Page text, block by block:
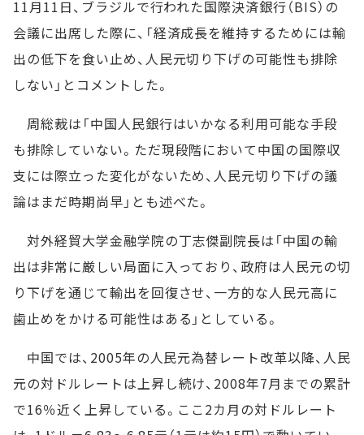
11月11日、ブラジルで行われた国際決済銀行（BIS）の
会議に出席した際に、「経済成長を維持するためには輸
出の低下を食い止め、人民元切り下げの可能性も排除
しない」とコメントした。
周総裁は「中国人民銀行はいかなる利用可能な手段
も排除していない。ただ現段階において中国の国際収
支には際立った変化がないため、人民元切り下げの議
論はまだ時期尚早」とも述べた。
対外経貿大学金融学院の丁志傑副院長は「中国の輸
出は非常に厳しい局面に入っており、政府は人民元の切
り下げを通じて輸出を回復させ、一方的な人民元高に
歯止めをかける可能性はある」としている。
中国では、2005年の人民元為替レート改革以降、人民
元の対ドルレートは上昇し続け、2008年7月までの累計
で16％近く上昇している。ここ2カ月の対ドルレート